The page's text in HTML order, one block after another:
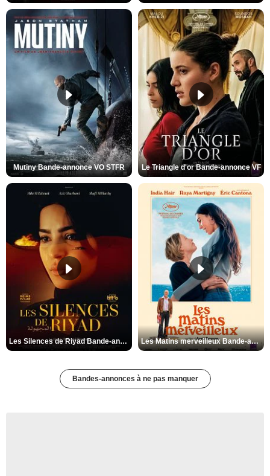
Mutiny Bande-annonce VO STFR Le Triangle d'or Bande-annonce VF
Les Silences de Riyad Bande-annonce VO STFR Les Matins merveilleux Bande-annonce VF
Bandes-annonces à ne pas manquer